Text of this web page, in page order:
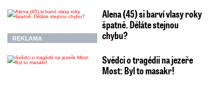
REKLAMA
Alena (45) si barví vlasy roky
špatně. Děláte stejnou
chybu?
Svědci o tragédii na jezeře
Most: Byl to masakr!